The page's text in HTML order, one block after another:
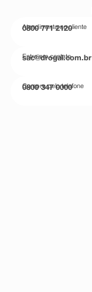
Atendimento ao cliente
0800 771 2120
Entre em contato
sac@drogal.com.br
Compre pelo telefone
0800 347 0000